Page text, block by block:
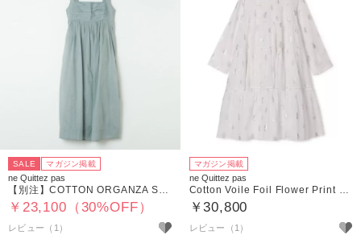
SALE マガジン掲載
ne Quittez pas
【別注】COTTON ORGANZA SLEEVELESS DRESS
￥23,100（30%OFF）
レビュー（1）
マガジン掲載
ne Quittez pas
Cotton Voile Foil Flower Print Tiered Middle Length Dress
￥30,800
レビュー（1）